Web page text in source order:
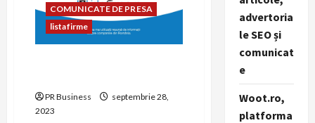
găsești
o
firmă
de
contabilitate
nevoilor
afacerii
COMUNICATE DE PRESA
listafirme
PR Business
septembrie 28,
2023
advertoria
le SEO și
comunicat
e
Woot.ro,
platforma